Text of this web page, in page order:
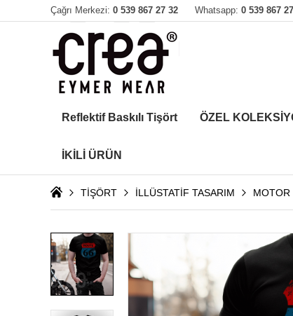
Çağrı Merkezi: 0 539 867 27 32 Whatsapp: 0 539 867
Reflektif Baskılı Tişört ÖZEL
İKİLİ ÜRÜN
TİŞÖRT İLLÜSTATİF TASARIM MOTOR